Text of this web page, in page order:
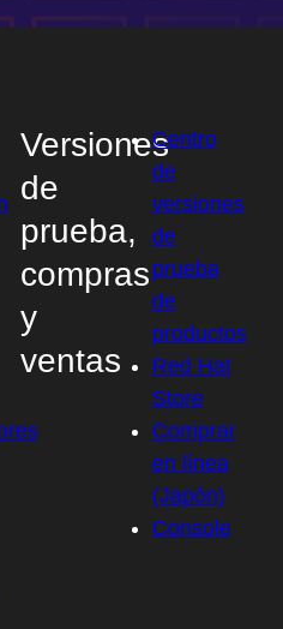
Versiones
de
prueba,
compras
y
ventas
Centro
de
versiones
de
prueba
de
productos
Red Hat
Store
Comprar
en línea
(Japón)
Console